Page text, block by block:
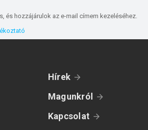
és hozzájárulok az e-mail címem kezeléséhez.
Hírek
Magunkról
Kapcsolat